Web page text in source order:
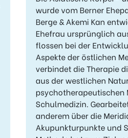
wurde vom Berner
Berge & Akemi Kan
Ehefrau ursprünglich
flossen bei der
Aspekte der östlichen
verbindet die Therapie
aus der westlichen
psychotherapeutischen
Schulmedizin.
anderem über die
Akupunkturpunkte und